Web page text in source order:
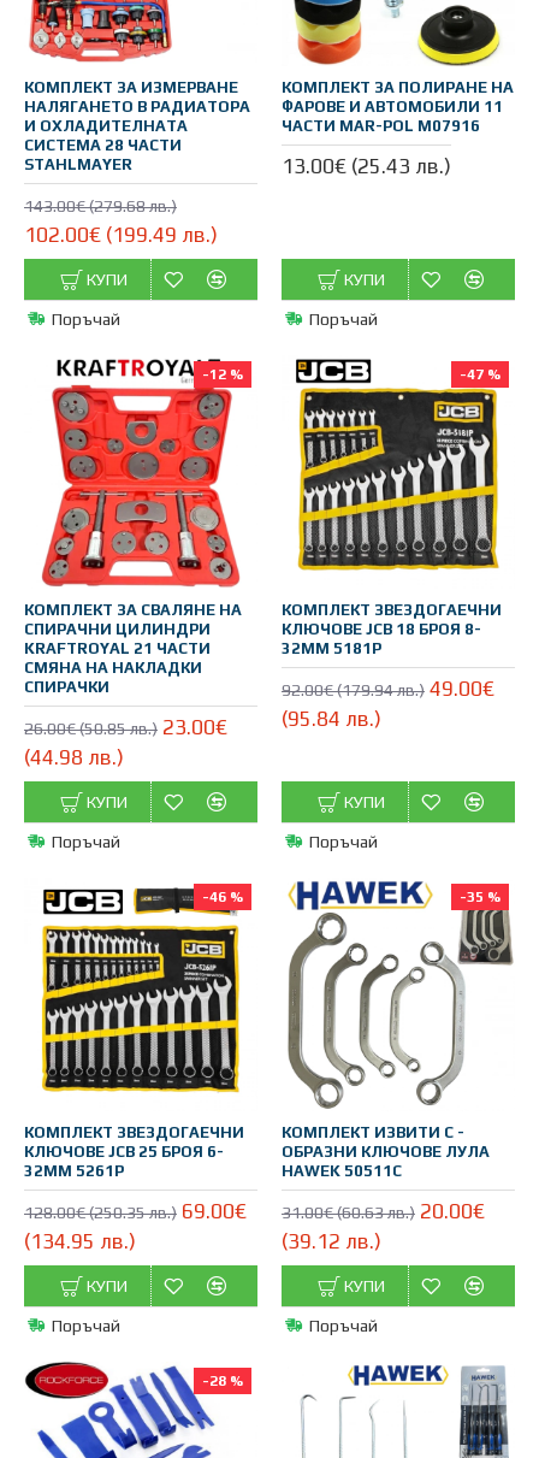
КОМПЛЕКТ ЗА ИЗМЕРВАНЕ
НАЛЯГАНЕТО В РАДИАТОРА
И ОХЛАДИТЕЛНАТА
СИСТЕМА 28 ЧАСТИ
STAHLМAYER
143.00€ (279.68 лв.)
102.00€ (199.49 лв.)
КУПИ
Поръчай
КОМПЛЕКТ ЗА ПОЛИРАНЕ НА
ФАРОВЕ И АВТОМОБИЛИ 11
ЧАСТИ MAR-POL M07916
13.00€ (25.43 лв.)
КУПИ
Поръчай
-12 %
КОМПЛЕКТ ЗА СВАЛЯНЕ НА
СПИРАЧНИ ЦИЛИНДРИ
KRAFTROYAL 21 ЧАСТИ
СМЯНА НА НАКЛАДКИ
СПИРАЧКИ
26.00€ (50.85 лв.) 23.00€
(44.98 лв.)
КУПИ
Поръчай
-47 %
КОМПЛЕКТ ЗВЕЗДОГАЕЧНИ
КЛЮЧОВЕ JCB 18 БРОЯ 8-
32ММ 5181P
92.00€ (179.94 лв.) 49.00€
(95.84 лв.)
КУПИ
Поръчай
-46 %
КОМПЛЕКТ ЗВЕЗДОГАЕЧНИ
КЛЮЧОВЕ JCB 25 БРОЯ 6-
32ММ 5261P
128.00€ (250.35 лв.) 69.00€
(134.95 лв.)
КУПИ
Поръчай
-35 %
КОМПЛЕКТ ИЗВИТИ С -
ОБРАЗНИ КЛЮЧОВЕ ЛУЛА
HAWEK 50511C
31.00€ (60.63 лв.) 20.00€
(39.12 лв.)
КУПИ
Поръчай
-28 %